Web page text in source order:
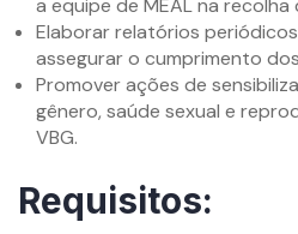
a equipe de MEAL na recolha
Elaborar relatórios
assegurar o cumprimento
Promover ações de
gênero, saúde sexual e
VBG.
Requisitos: